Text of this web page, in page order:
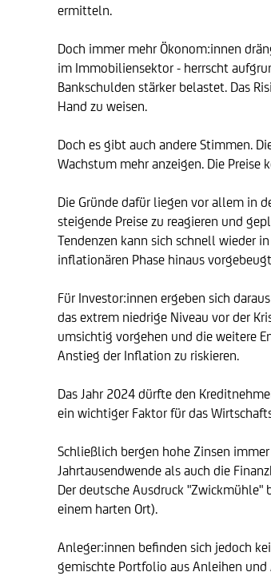
ermitteln.
Doch immer mehr Ökonom:innen
im Immobiliensektor - herrscht
Bankschulden stärker belastet. Das
Hand zu weisen.
Doch es gibt auch andere Stimmen.
Wachstum mehr anzeigen. Die
Die Gründe dafür liegen vor allem in
steigende Preise zu reagieren und
Tendenzen kann sich schnell wieder
inflationären Phase hinaus
Für Investor:innen ergeben sich
das extrem niedrige Niveau vor der
umsichtig vorgehen und die weitere
Anstieg der Inflation zu riskieren.
Das Jahr 2024 dürfte den
ein wichtiger Faktor für das
Schließlich bergen hohe Zinsen
Jahrtausendwende als auch die
Der deutsche Ausdruck "Zwickmühle"
einem harten Ort).
Anleger:innen befinden sich jedoch
gemischte Portfolio aus Anleihen und